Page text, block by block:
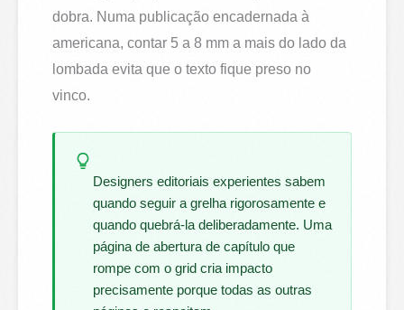
dobra. Numa publicação encadernada à
americana, contar 5 a 8 mm a mais do lado da
lombada evita que o texto fique preso no
vinco.
Designers editoriais experientes sabem
quando seguir a grelha rigorosamente e
quando quebrá-la deliberadamente. Uma
página de abertura de capítulo que
rompe com o grid cria impacto
precisamente porque todas as outras